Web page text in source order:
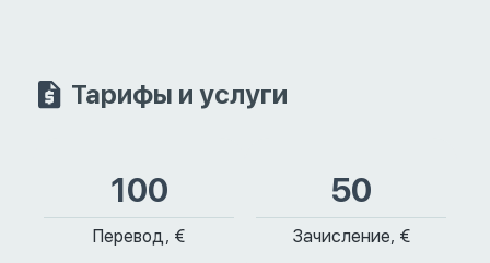
Тарифы и услуги
100
Перевод, €
50
Зачисление, €